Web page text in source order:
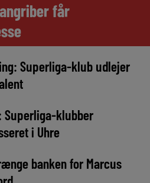
får
Superliga-klub udlejer
Superliga-klubber
i Uhre
banken for Marcus